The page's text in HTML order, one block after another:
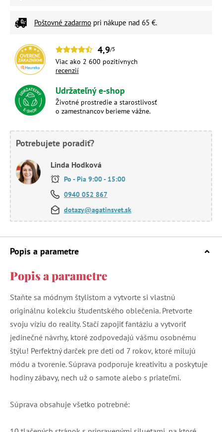
Poštovné zadarmo pri nákupe nad 65 €.
4,9/5
Viac ako 2 600 pozitívnych
recenzií
Udržateľný e-shop
Životné prostredie a starostlivosť
o zamestnancov berieme vážne.
Potrebujete poradiť?
Linda Hodková
Po - Pia 9:00 - 15:00
0940 052 867
dotazy@agatinsvet.sk
Popis a parametre
Popis a parametre
Staňte sa módnym štylistom a vytvorte si vlastnú
originálnu kolekciu študentského oblečenia. Pretvorte
svoju víziu do reality. Stačí zapojiť fantáziu a vytvoriť
jedinečné návrhy, ktoré zodpovedajú vášmu osobnému
štýlu! Perfektný darček pre deti od 7 rokov, ktoré milujú
módu a tvorenie. Súprava podporuje kreativitu a poskytuje
hodiny zábavy, nech už o samote alebo s priateľmi.
Súprava obsahuje všetko potrebné: